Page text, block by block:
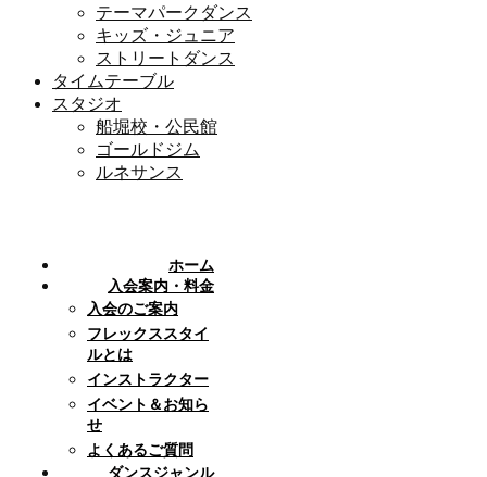
テーマパークダンス
キッズ・ジュニア
ストリートダンス
タイムテーブル
スタジオ
船堀校・公民館
ゴールドジム
ルネサンス
ホーム
入会案内・料金
入会のご案内
フレックススタイ
ルとは
インストラクター
イベント＆お知ら
せ
よくあるご質問
ダンスジャンル